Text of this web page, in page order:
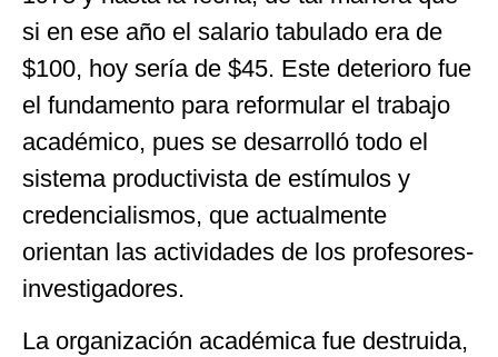
si en ese año el salario tabulado era de
$100, hoy sería de $45. Este deterioro fue
el fundamento para reformular el trabajo
académico, pues se desarrolló todo el
sistema productivista de estímulos y
credencialismos, que actualmente
orientan las actividades de los profesores-
investigadores.
La organización académica fue destruida,